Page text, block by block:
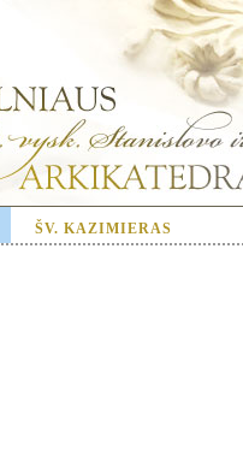
ŠV. KAZIMIERAS